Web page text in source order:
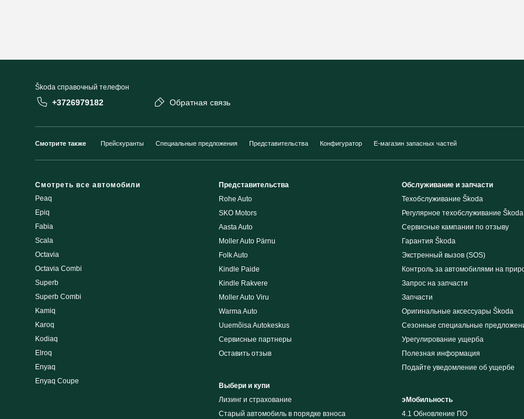
Škoda cправочный телефон
+3726979182 Обратная связь
Смотрите также Прейскуранты Специальные предложения Представительства Конфигуратор E-магазин запасных частей
Смотреть все автомобили
Peaq
Epiq
Fabia
Scala
Octavia
Octavia Combi
Superb
Superb Combi
Kamiq
Karoq
Kodiaq
Elroq
Enyaq
Enyaq Coupe
Представительства
Rohe Auto
SKO Motors
Aasta Auto
Moller Auto Pärnu
Folk Auto
Kindle Paide
Kindle Rakvere
Moller Auto Viru
Warma Auto
Uuemõisa Autokeskus
Сервисные партнеры
Оставить отзыв
Выбери и купи
Лизинг и cтрахование
Cтарый автомобиль в порядке взноса
Обслуживание и запчасти
Техобслуживание Škoda
Регулярное техобслуживание Škoda
Сервисные кампании по отзыву
Гарантия Škoda
Экстренный вызов (SOS)
Контроль за автомобилями на
Запрос на запчасти
Запчасти
Оригинальные аксессуары Škoda
Сезонные специальные
Урегулирование ущерба
Полезная информация
Подайте уведомление об ущербе
эМобильность
4.1 Обновление ПО